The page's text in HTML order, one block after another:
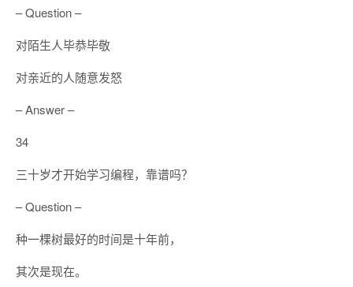
– Question –
对陌生人毕恭毕敬
对亲近的人随意发怒
– Answer –
34
三十岁才开始学习编程，靠谱吗？
– Question –
种一棵树最好的时间是十年前，
其次是现在。